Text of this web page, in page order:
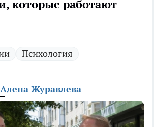
которые работают
Психология
Алена Журавлева